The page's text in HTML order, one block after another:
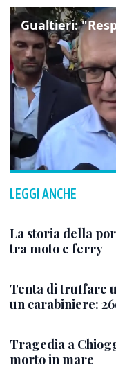
LEGGI ANCHE
La storia della
tra moto e ferry
Tenta di truffare
un carabiniere:
Tragedia a
morto in mare